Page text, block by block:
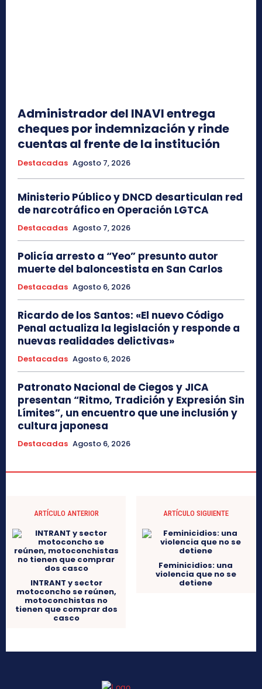
Administrador del INAVI entrega
cheques por indemnización y rinde
cuentas al frente de la institución
Destacadas Agosto 7, 2026
Ministerio Público y DNCD desarticulan red
de narcotráfico en Operación LGTCA
Destacadas Agosto 7, 2026
Policía arresto a “Yeo” presunto autor
muerte del baloncestista en San Carlos
Destacadas Agosto 6, 2026
Ricardo de los Santos: «El nuevo Código
Penal actualiza la legislación y responde a
nuevas realidades delictivas»
Destacadas Agosto 6, 2026
Patronato Nacional de Ciegos y JICA
presentan “Ritmo, Tradición y Expresión Sin
Límites”, un encuentro que une inclusión y
cultura japonesa
Destacadas Agosto 6, 2026
ARTÍCULO ANTERIOR
INTRANT y sector
motoconcho se reúnen,
ARTÍCULO SIGUIENTE
Feminicidios: una
violencia que no se
detiene